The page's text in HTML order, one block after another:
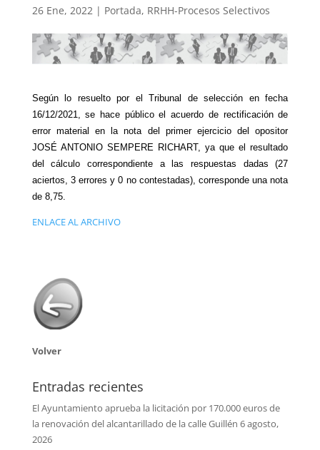
26 Ene, 2022| Portada, RRHH-Procesos Selectivos
Según lo resuelto por el Tribunal de selección en fecha
16/12/2021, se hace público el acuerdo de rectificación de
error material en la nota del primer ejercicio del opositor
JOSÉ ANTONIO SEMPERE RICHART, ya que el resultado
del cálculo correspondiente a las respuestas dadas (27
aciertos, 3 errores y 0 no contestadas), corresponde una nota
de 8,75.
ENLACE AL ARCHIVO
Volver
Entradas recientes
El Ayuntamiento aprueba la licitación por 170.000 euros de
la renovación del alcantarillado de la calle Guillén 6 agosto,
2026